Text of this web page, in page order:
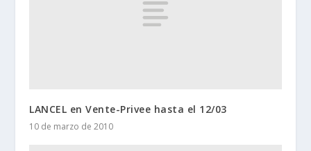
LANCEL en Vente-Privee hasta el 12/03
10 de marzo de 2010